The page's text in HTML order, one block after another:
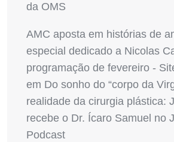
da OMS
AMC aposta em histórias de
especial dedicado a Nicolas
programação de fevereiro -
em Do sonho do “corpo da
realidade da cirurgia plástica:
recebe o Dr. Ícaro Samuel no
Podcast